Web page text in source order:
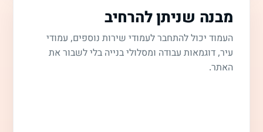
מבנה שניתן להרחיב
העמוד יכול להתחבר לעמודי שירות נוספים, עמודי
עיר, דוגמאות עבודה ומסלולי בנייה בלי לשבור את
האתר.